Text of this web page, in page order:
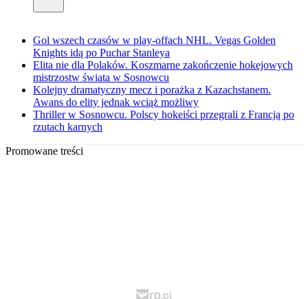
Gol wszech czasów w play-offach NHL. Vegas Golden
Knights idą po Puchar Stanleya
Elita nie dla Polaków. Koszmarne zakończenie hokejowych
mistrzostw świata w Sosnowcu
Kolejny dramatyczny mecz i porażka z Kazachstanem.
Awans do elity jednak wciąż możliwy
Thriller w Sosnowcu. Polscy hokeiści przegrali z Francją po
rzutach karnych
Promowane treści